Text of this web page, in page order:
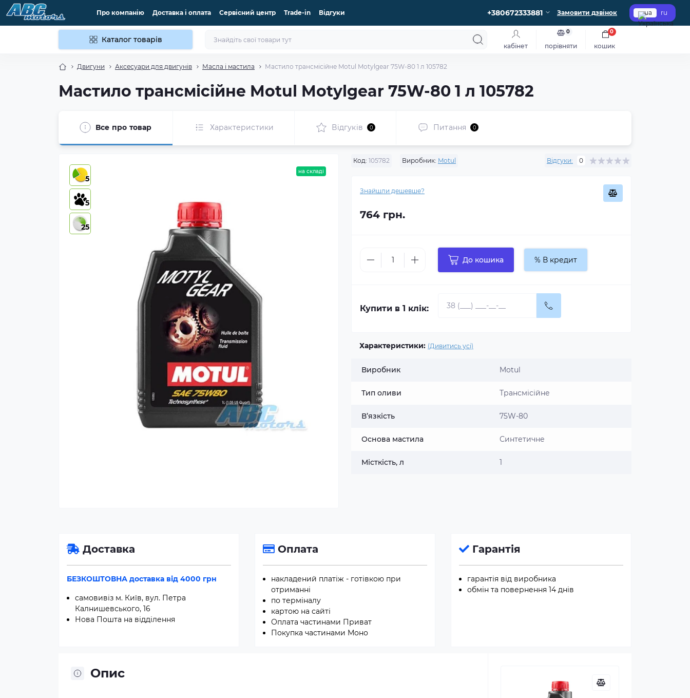
Про компанію Доставка і оплата Сервісний центр Trade-in Відгуки +380672333881 Замовити дзвінок ua ru
Каталог товарів
кабінет порівняти
0
кошик
0
Двигуни Аксесуари для двигунів Масла і мастила Мастило трансмісійне Motul Motylgear 75W-80 1 л 105782
Мастило трансмісійне Motul Motylgear 75W-80 1 л 105782
Все про товар Характеристики Відгуків 0 Питання 0
5
5
25
на складі
Код: 105782 Виробник: Motul Відгуки: 0
Знайшли дешевше?
764 грн.
До кошика % В кредит
Купити в 1 клік:
Характеристики: (Дивитись усі)
Виробник Motul
Тип оливи Трансмісійне
В’язкість 75W-80
Основа мастила Синтетичне
Місткість, л 1
Доставка
БЕЗКОШТОВНА доставка від 4000 грн
самовивіз м. Київ, вул. Петра
Калнишевського, 16
Нова Пошта на відділення
Оплата
накладений платіж - готівкою при
отриманні
по терміналу
картою на сайті
Оплата частинами Приват
Покупка частинами Моно
Гарантія
гарантія від виробника
обмін та повернення 14 днів
Опис